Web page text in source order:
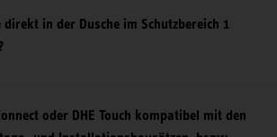
direkt in der Dusche im Schutzbereich 1
oder DHE Touch kompatibel mit den